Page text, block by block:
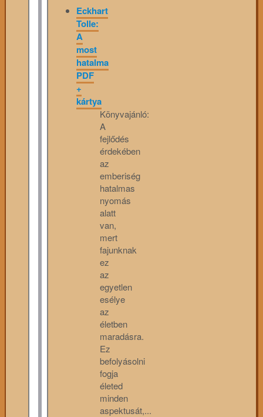
Eckhart
Tolle:
A
most
hatalma
PDF
+
kártya
Könyvajánló:
A
fejlődés
érdekében
az
emberiség
hatalmas
nyomás
alatt
van,
mert
fajunknak
ez
az
egyetlen
esélye
az
életben
maradásra.
Ez
befolyásolni
fogja
életed
minden
aspektusát,...